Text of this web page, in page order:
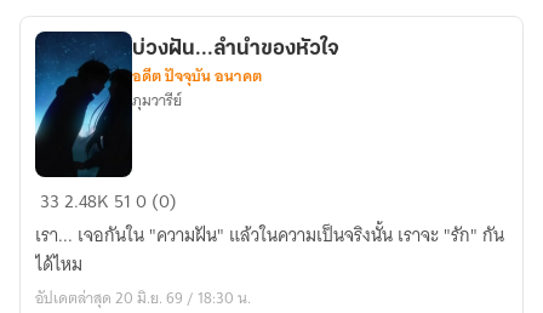
บ่วง
ฝัน...ลำนำ
ของ
หัวใจ
บ่วงฝัน...ลำนำของหัวใจ
อดีต ปัจจุบัน อนาคต
ภุมวารีย์
332.48K 510 (0)
เรา... เจอกันใน "ความฝัน" แล้วในความเป็นจริงนั้น เราจะ "รัก" กัน
ได้ไหม
อัปเดตล่าสุด 20 มิ.ย. 69 / 18:30 น.